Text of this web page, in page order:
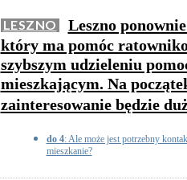
LESZNO
Leszno
który ma pomóc
szybszym udzieleniu
mieszkającym. Na
zainteresowanie będzie
do 4: Ale może jest potrzebny
mieszkanie?